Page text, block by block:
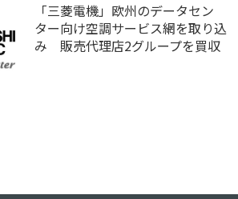
「三菱電機」欧州のデータセン
ター向け空調サービス網を取り込
み 販売代理店2グループを買収